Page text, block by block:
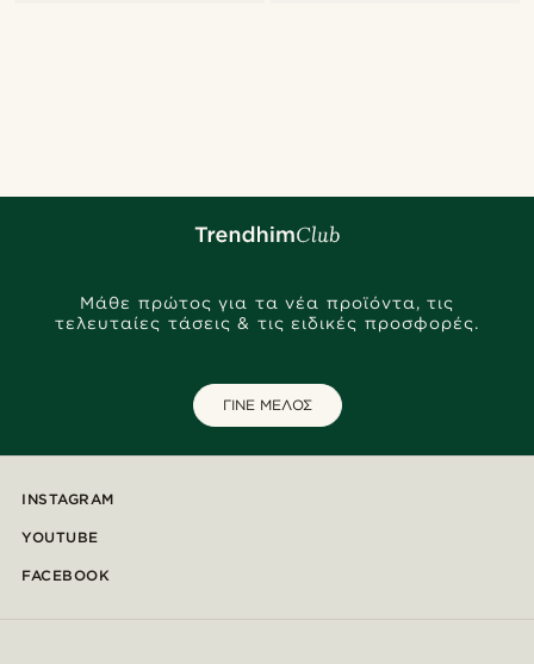
Μάθε πρώτος για τα νέα προϊόντα, τις
τελευταίες τάσεις & τις ειδικές προσφορές.
ΓΙΝΕ ΜΕΛΟΣ
INSTAGRAM
YOUTUBE
FACEBOOK